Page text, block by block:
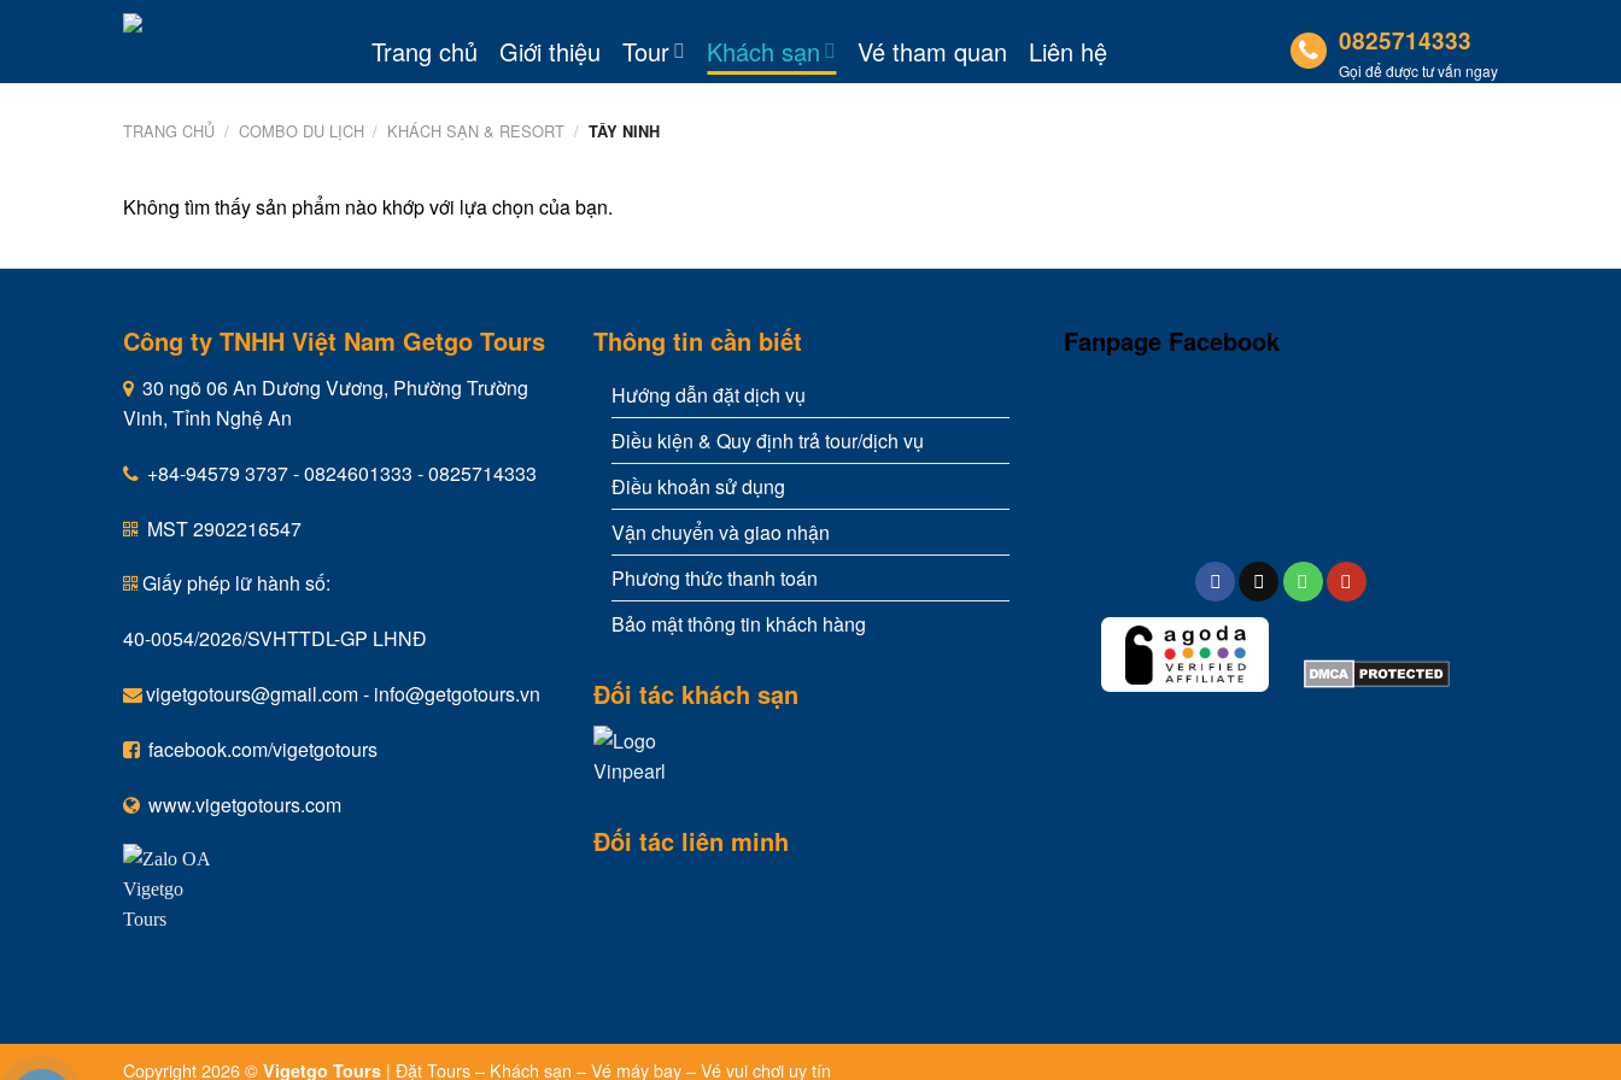
Trang chủ Giới thiệu Tour Khách sạn Vé tham quan Liên hệ 0825714333
Gọi để được tư vấn ngay
TRANG CHỦ / COMBO DU LỊCH / KHÁCH SẠN & RESORT / TÂY NINH
Không tìm thấy sản phẩm nào khớp với lựa chọn của bạn.
Công ty TNHH Việt Nam Getgo Tours
30 ngõ 06 An Dương Vương, Phường Trường
Vinh, Tỉnh Nghệ An
+84-94579 3737 - 0824601333 - 0825714333
MST 2902216547
Giấy phép lữ hành số:
40-0054/2026/SVHTTDL-GP LHNĐ
vigetgotours@gmail.com- info@getgotours.vn
facebook.com/vigetgotours
www.vigetgotours.com
Thông tin cần biết
Hướng dẫn đặt dịch vụ
Điều kiện & Quy định trả tour/dịch vụ
Điều khoản sử dụng
Vận chuyển và giao nhận
Phương thức thanh toán
Bảo mật thông tin khách hàng
Đối tác khách sạn
Đối tác liên minh
Fanpage Facebook
Copyright 2026 © Vigetgo Tours | Đặt Tours – Khách sạn – Vé máy bay – Vé vui chơi uy tín